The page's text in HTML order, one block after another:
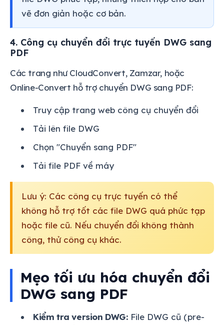
vẽ đơn giản hoặc cơ bản.
4. Công cụ chuyển đổi trực tuyến DWG sang
PDF
Các trang như CloudConvert, Zamzar, hoặc
Online-Convert hỗ trợ chuyển DWG sang PDF:
Truy cập trang web công cụ chuyển đổi
Tải lên file DWG
Chọn "Chuyển sang PDF"
Tải file PDF về máy
Lưu ý: Các công cụ trực tuyến có thể
không hỗ trợ tốt các file DWG quá phức tạp
hoặc file cũ. Nếu chuyển đổi không thành
công, thử công cụ khác.
Mẹo tối ưu hóa chuyển đổi
DWG sang PDF
Kiểm tra version DWG:File DWG cũ (pre-